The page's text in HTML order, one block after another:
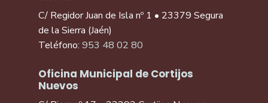
C/ Regidor Juan de Isla nº 1 • 23379 Segura
de la Sierra (Jaén)
Teléfono: 953 48 02 80
Oficina Municipal de Cortijos
Nuevos